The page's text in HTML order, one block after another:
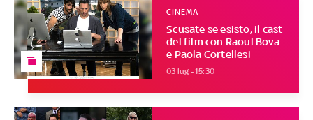
Scusate se esisto, il cast
del film con Raoul Bova
e Paola Cortellesi
CINEMA
03 lug - 15:30